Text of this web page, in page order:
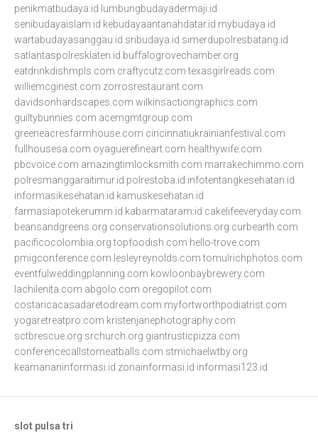
penikmatbudaya.id lumbungbudayadermaji.id
senibudayaislam.id kebudayaantanahdatar.id mybudaya.id
wartabudayasanggau.id sribudaya.id simerdupolresbatang.id
satlantaspolresklaten.id buffalogrovechamber.org
eatdrinkdishmpls.com craftycutz.com texasgirlreads.com
williemcginest.com zorrosrestaurant.com
davidsonhardscapes.com wilkinsactiongraphics.com
guiltybunnies.com acemgmtgroup.com
greeneacresfarmhouse.com cincinnatiukrainianfestival.com
fullhousesa.com oyaguerefineart.com healthywife.com
pbcvoice.com amazingtimlocksmith.com marrakechimmo.com
polresmanggaraitimur.id polrestoba.id infotentangkesehatan.id
informasikesehatan.id kamuskesehatan.id
farmasiapotekerumm.id kabarmataram.id cakelifeeveryday.com
beansandgreens.org conservationsolutions.org curbearth.com
pacificocolombia.org topfoodish.com hello-trove.com
pmigconference.com lesleyreynolds.com tomulrichphotos.com
eventfulweddingplanning.com kowloonbaybrewery.com
lachilenita.com abgolo.com oregopilot.com
costaricacasadaretodream.com myfortworthpodiatrist.com
yogaretreatpro.com kristenjanephotography.com
sctbrescue.org srchurch.org giantrusticpizza.com
conferencecallstomeatballs.com stmichaelwtby.org
keamananinformasi.id zonainformasi.id informasi123.id
slot pulsa tri